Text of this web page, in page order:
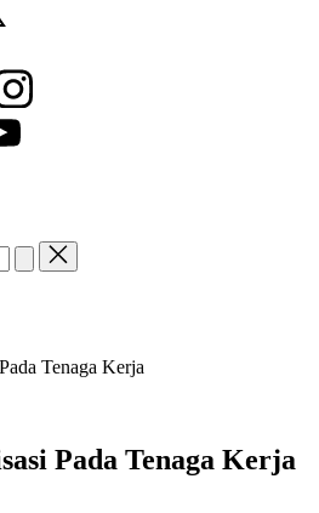
Tenaga Kerja
Pada Tenaga Kerja